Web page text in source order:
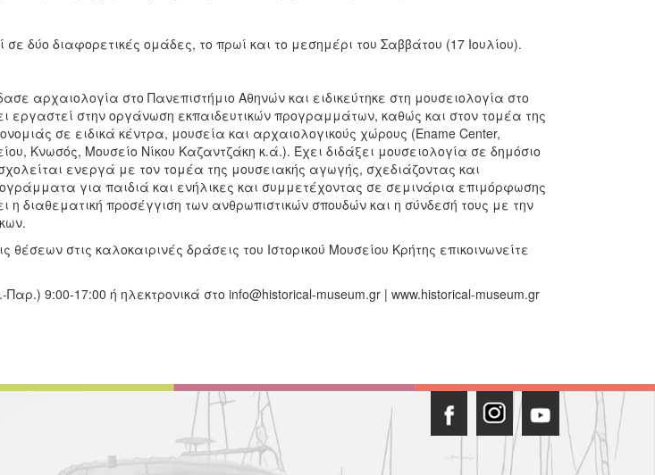
δύο διαφορετικές ομάδες, το πρωί και το μεσημέρι του Σαββάτου (17 Ιουλίου).
αρχαιολογία στο Πανεπιστήμιο Αθηνών και ειδικεύτηκε στη μουσειολογία στο
εργαστεί στην οργάνωση εκπαιδευτικών προγραμμάτων, καθώς και στoν τομέα της
σε ειδικά κέντρα, μουσεία και αρχαιολογικούς χώρους (Ename Center,
Κνωσός, Μουσείο Νίκου Καζαντζάκη κ.ά.). Έχει διδάξει μουσειολογία σε δημόσιο
ενεργά με τον τομέα της μουσειακής αγωγής, σχεδιάζοντας και
για παιδιά και ενήλικες και συμμετέχοντας σε σεμινάρια επιμόρφωσης
η διαθεματική προσέγγιση των ανθρωπιστικών σπουδών και η σύνδεσή τους με την
θέσεων στις καλοκαιρινές δράσεις του Ιστορικού Μουσείου Κρήτης επικοινωνείτε
9:00-17:00 ή ηλεκτρονικά στο info@historical-museum.gr | www.historical-museum.gr